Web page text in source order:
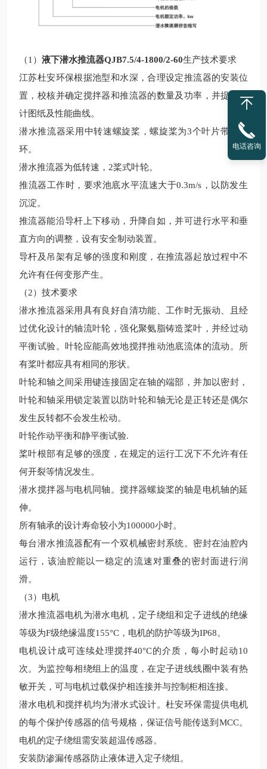
（1） 液下潜水推流器QJB7.5/4-1800/2-60生产技术要求
江苏杜安环保根据池型和水深，合理设定推流器的安装位
置，校核并确定搅拌器和推流器的数量及功率，并提供设
计图纸及性能曲线。
潜水推流器采用中转速螺旋桨，螺旋桨为3个叶片带导流
环。
潜水推流器为低转速， 2桨式叶轮。
推流器工作时，要求池底水平流速大于0.3m/s，以防发生
沉淀。
推流器能沿导杆上下移动，升降自如，并可进行水平和垂
直方向的调整，设有安全制动装置。
导杆及吊架有足够的强度和刚度，在推流器起放过程中不
允许有任何变形产生。
（2）技术要求
潜水推流器采用具有良好自清功能、工作时无振动、且经
过优化设计的轴流叶轮，强化聚氨脂铸造桨叶，并经过动
平衡试验。叶轮应能高效地搅拌推动池底流体的流动。所
有桨叶都应具有相同的形状。
叶轮和轴之间采用键连接固定在轴的端部，并加以密封，
叶轮和轴采用锁定装置以防叶轮和轴无论是正转还是偶尔
发生反转都不会发生松动。
叶轮作动平衡和静平衡试验.
桨叶根部有足够的强度，在规定的运行工况下不允许有任
何开裂等情况发生。
潜水搅拌器与电机同轴。搅拌器螺旋桨的轴是电机轴的延
伸。
所有轴承的设计寿命较小为100000小时。
每台潜水推流器配有一个双机械密封系统。密封在油腔内
运行，该油腔能以一稳定的流速对重叠的密封面进行润
滑。
（3）电机
潜水推流器电机为潜水电机，定子绕组和定子进线的绝缘
等级为F级绝缘温度155°C，电机的防护等级为IP68。
电机设计成可连续处理搅拌40°C的介质，每小时起动10
次。为监控每相绕组上的温度，在定子进线线圈中装有热
敏开关，可与电机过载保护相连接并与控制柜相连接。
潜水电机和搅拌机均为潜水式设计。 杜安环保需提供电机
的每个保护传感器的信号规格，保证信号能传送到 MCC。
电机的定子绕组需安装超温传感器。
安装防渗漏传感器防止液体进入定子绕组。
电话咨询